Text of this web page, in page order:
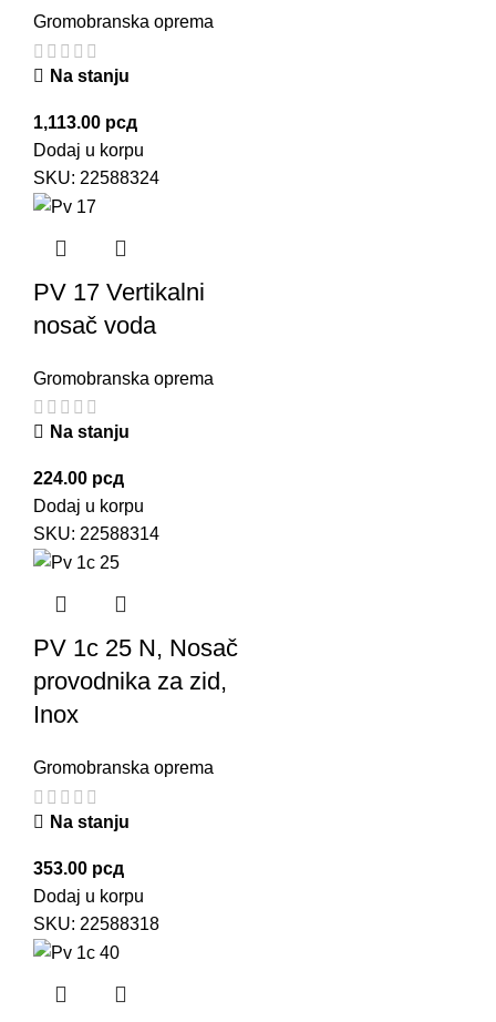
Gromobranska oprema
Na stanju
1,113.00 рсд
Dodaj u korpu
SKU: 22588324
PV 17 Vertikalni
nosač voda
Gromobranska oprema
Na stanju
224.00 рсд
Dodaj u korpu
SKU: 22588314
PV 1c 25 N, Nosač
provodnika za zid,
Inox
Gromobranska oprema
Na stanju
353.00 рсд
Dodaj u korpu
SKU: 22588318